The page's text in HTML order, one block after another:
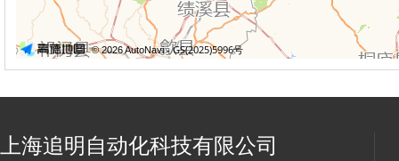
上海追明自动化科技有限公司